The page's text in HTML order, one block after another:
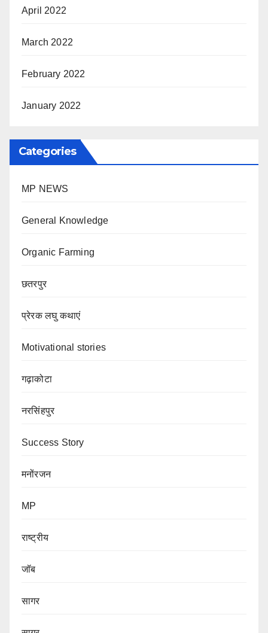
April 2022
March 2022
February 2022
January 2022
Categories
MP NEWS
General Knowledge
Organic Farming
छतरपुर
प्रेरक लघु कथाएं
Motivational stories
गढ़ाकोटा
नरसिंहपुर
Success Story
मनोंरजन
MP
राष्ट्रीय
जॉब
सागर